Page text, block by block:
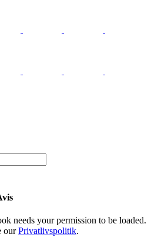
needs your permission to be loaded.
ourPrivatlivspolitik.